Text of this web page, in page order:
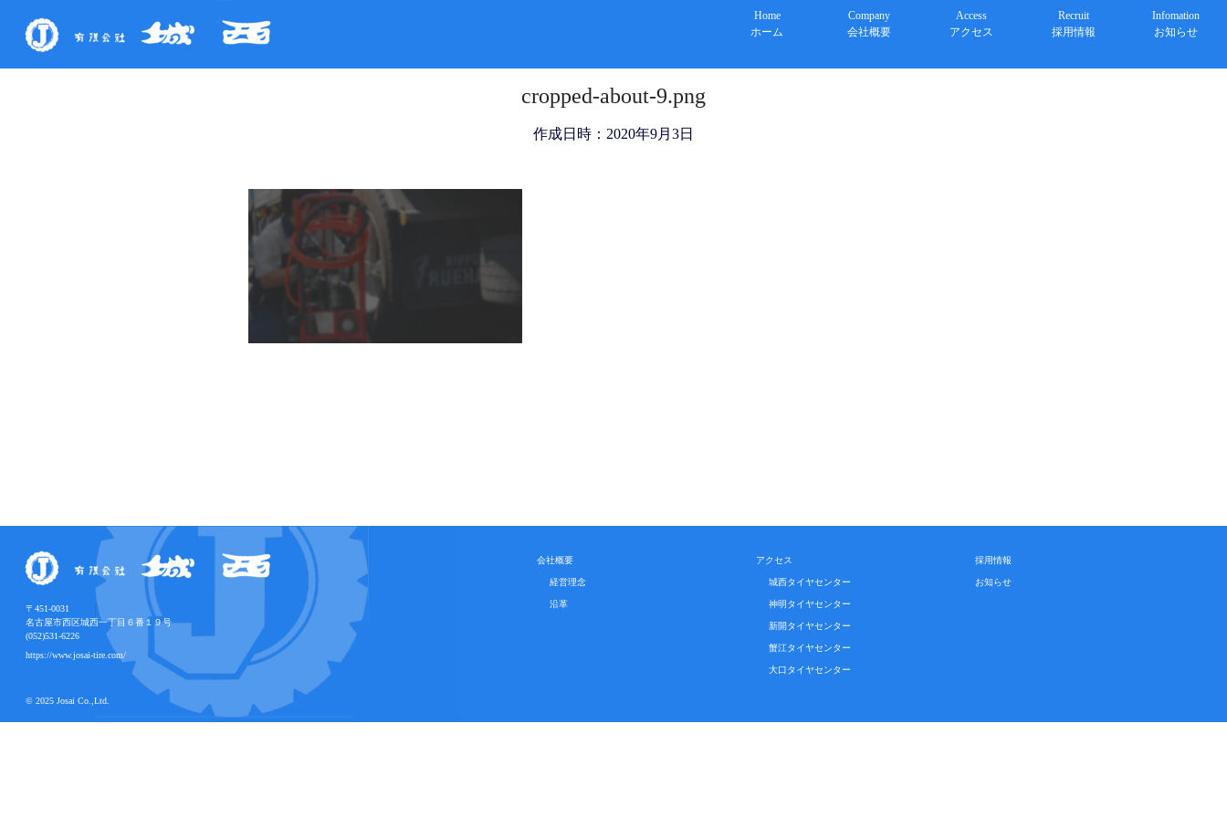
Home
ホーム
Company
会社概要
Access
アクセス
Recruit
採用情報
Infomation
お知らせ
cropped-about-9.png
作成日時：2020年9月3日
〒451-0031
名古屋市西区城西一丁目６番１９号
(052)531-6226
https://www.josai-tire.com/
会社概要
経営理念
沿革
アクセス
城西タイヤセンター
神明タイヤセンター
新開タイヤセンター
蟹江タイヤセンター
大口タイヤセンター
採用情報
お知らせ
©︎ 2025 Josai Co.,Ltd.